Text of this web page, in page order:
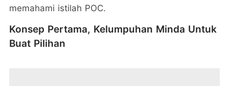
memahami istilah POC.
Konsep Pertama, Kelumpuhan Minda Untuk
Buat Pilihan